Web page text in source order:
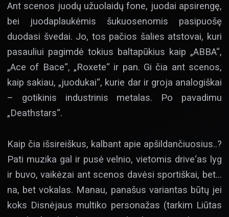
Ant scenos juodų užuolaidų fone, juodai apsirengę,
bei juodaplaukėmis šukuosenomis pasipuošę
duodasi švedai. Jo, tos pačios šalies atstovai, kuri
pasauliui pagimdė tokius baltapūkius kaip „ABBA“,
„Ace of Bace“, „Roxete“ ir pan. Gi čia ant scenos,
kaip sakiau, „juodukai“, kurie dar ir groja analogiškai
– gotikinis industrinis metalas. Po pavadimu
„Deathstars“.
Kaip čia išsireiškus, kalbant apie apšildančiuosius..?
Pati muzika gal ir pusė velnio, vietomis drive‘as lyg
ir buvo, vaikėzai ant scenos davėsi sportiškai, bet…
na, bet vokalas. Manau, panašus variantas būtų jei
koks Disnėjaus multiko personažas (tarkim Liūtas